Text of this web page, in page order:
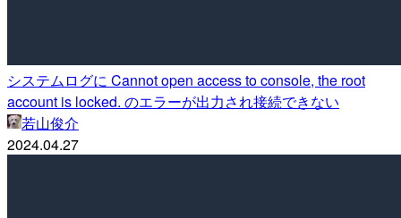
システムログに Cannot open access to console, the root
account is locked. のエラーが出力され接続できない
若山俊介
2024.04.27